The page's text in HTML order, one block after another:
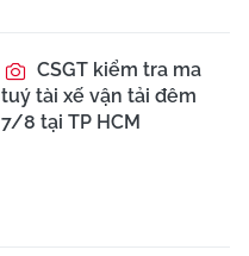
CSGT kiểm tra ma
tuý tài xế vận tải đêm
7/8 tại TP HCM